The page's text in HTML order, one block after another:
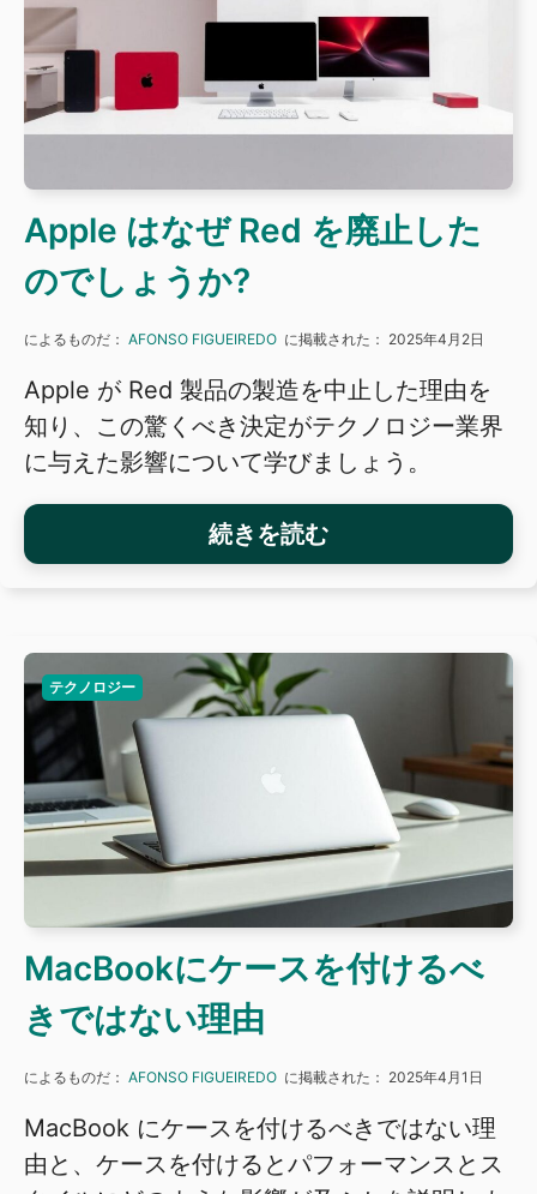
Apple はなぜ Red を廃止した
のでしょうか?
によるものだ： AFONSO FIGUEIREDO に掲載された： 2025年4月2日
Apple が Red 製品の製造を中止した理由を
知り、この驚くべき決定がテクノロジー業界
に与えた影響について学びましょう。
続きを読む
テクノロジー
MacBookにケースを付けるべ
きではない理由
によるものだ： AFONSO FIGUEIREDO に掲載された： 2025年4月1日
MacBook にケースを付けるべきではない理
由と、ケースを付けるとパフォーマンスとス